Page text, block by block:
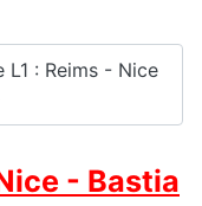
: Reims - Nice
- Bastia